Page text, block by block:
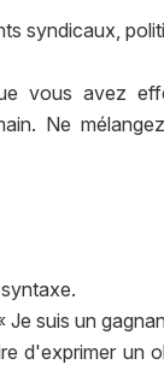
syndicaux,
vous avez
Ne
suis un
d'exprimer un